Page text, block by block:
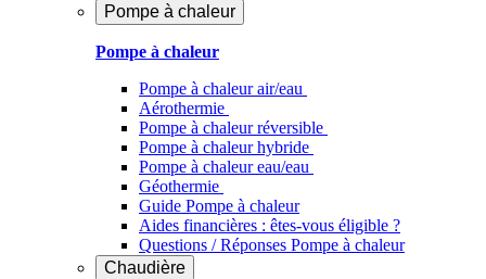
Pompe à chaleur
Pompe à chaleur
Pompe à chaleur air/eau
Aérothermie
Pompe à chaleur réversible
Pompe à chaleur hybride
Pompe à chaleur​ eau/eau
Géothermie
Guide Pompe à chaleur
Aides financières : êtes-vous éligible ?
Questions / Réponses Pompe à chaleur
Chaudière